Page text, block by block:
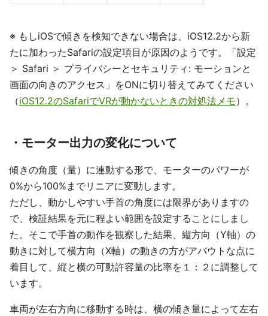
※ もしiOSで傾きを検知できない場合は、iOS12.2から新
たに加わったSafariの設定項目が原因のようです。「設定
＞ Safari ＞ プライバシーとセキュリティ: モーションと
画面の向きのアクセス」をONに切り替えてみてください
（iOS12.2のSafariでVRが動かないときの対処法メモ）。
・モーター出力の変化について
傾きの角度（量）に連動する形で、モーターのパワーが
0%から100%までリニアに変動します。
ただし、動かしやすい手首の角度には限界がありますの
で、検証結果を元に程よい範囲を設定することにしまし
た。そこで手首の動作を観察した結果、縦方向（Y軸）の
動きに対して横方向（X軸）の動きの方がアバウトな点に
着目して、縦と横の可動許容量の比率を１：２に調整して
います。
車両が左右方向に移動する時は、横の傾き量によって左右